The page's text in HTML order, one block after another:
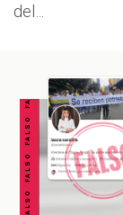
del...
FALSO FALSO FALSO FALSO FALSO FALSO FALSO